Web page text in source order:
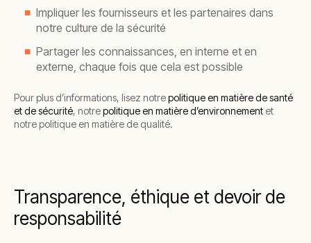
Impliquer les fournisseurs et les partenaires dans
notre culture de la sécurité
Partager les connaissances, en interne et en
externe, chaque fois que cela est possible
Pour plus d’informations, lisez notrepolitique en matière de santé
et de sécurité, notrepolitique en matière d’environnement et
notre politique en matière de qualité.
Transparence, éthique et devoir de
responsabilité